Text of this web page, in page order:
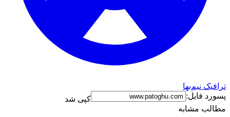
نیم‌بها
فایل:
کپی شد
مشابه